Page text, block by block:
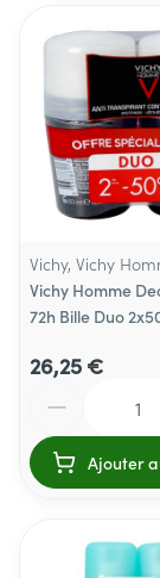
Vichy, Vichy
Vichy Homme
72h Bille Duo
26,25 €
Ajouter